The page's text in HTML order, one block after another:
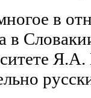
в
в
Я.А.